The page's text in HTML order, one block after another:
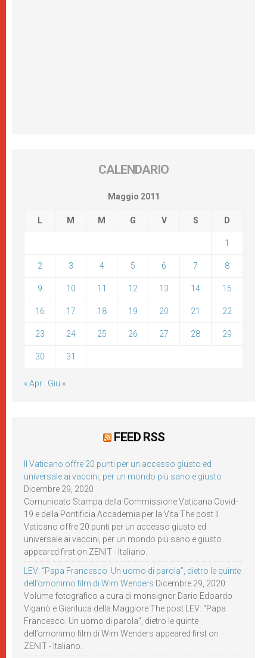
CALENDARIO
Maggio 2011
L M M G V S D
1
2 3 4 5 6 7 8
9 10 11 12 13 14 15
16 17 18 19 20 21 22
23 24 25 26 27 28 29
30 31
« Apr Giu »
FEED RSS
Il Vaticano offre 20 punti per un accesso giusto ed
universale ai vaccini, per un mondo più sano e giusto
Dicembre 29, 2020
Comunicato Stampa della Commissione Vaticana Covid-
19 e della Pontificia Accademia per la Vita The post Il
Vaticano offre 20 punti per un accesso giusto ed
universale ai vaccini, per un mondo più sano e giusto
appeared first on ZENIT - Italiano.
LEV: “Papa Francesco. Un uomo di parola”, dietro le quinte
dell’omonimo film di Wim Wenders Dicembre 29, 2020
Volume fotografico a cura di monsignor Dario Edoardo
Viganò e Gianluca della Maggiore The post LEV: “Papa
Francesco. Un uomo di parola”, dietro le quinte
dell’omonimo film di Wim Wenders appeared first on
ZENIT - Italiano.